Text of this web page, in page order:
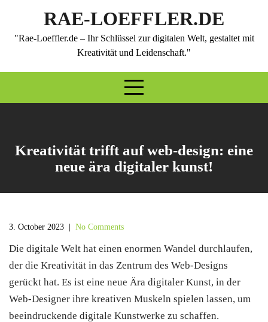
content
RAE-LOEFFLER.DE
"Rae-Loeffler.de – Ihr Schlüssel zur digitalen Welt, gestaltet mit
Kreativität und Leidenschaft."
Kreativität trifft auf web-design: eine
neue ära digitaler kunst!
3. October 2023 No Comments
Die digitale Welt hat einen enormen Wandel durchlaufen,
der die Kreativität in das Zentrum des Web-Designs
gerückt hat. Es ist eine neue Ära digitaler Kunst, in der
Web-Designer ihre kreativen Muskeln spielen lassen, um
beeindruckende digitale Kunstwerke zu schaffen.